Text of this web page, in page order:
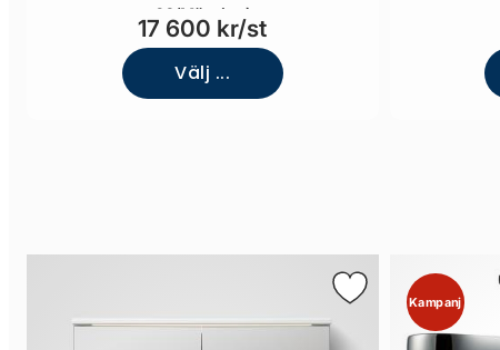
06/Mässing)
17 600 kr/st
Välj ...
Kampanj